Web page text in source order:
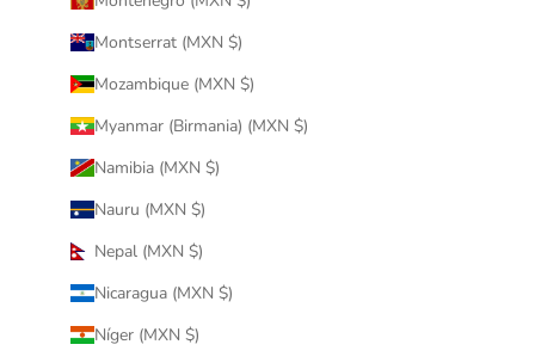
Montserrat (MXN $)
Mozambique (MXN $)
Myanmar (Birmania) (MXN $)
Namibia (MXN $)
Nauru (MXN $)
Nepal (MXN $)
Nicaragua (MXN $)
Níger (MXN $)